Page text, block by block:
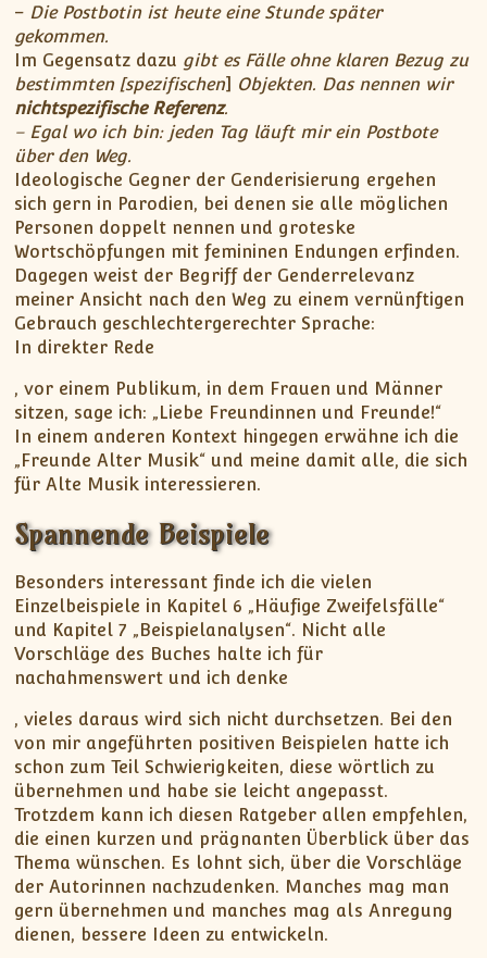
– Die Postbotin ist heute eine Stunde später
gekommen.
Im Gegensatz dazu gibt es Fälle ohne klaren Bezug zu
bestimmten [spezifischen] Objekten. Das nennen wir
nichtspezifische Referenz.
– Egal wo ich bin: jeden Tag läuft mir ein Postbote
über den Weg.
Ideologische Gegner der Genderisierung ergehen
sich gern in Parodien, bei denen sie alle möglichen
Personen doppelt nennen und groteske
Wortschöpfungen mit femininen Endungen erfinden.
Dagegen weist der Begriff der Genderrelevanz
meiner Ansicht nach den Weg zu einem vernünftigen
Gebrauch geschlechtergerechter Sprache:
In direkter Rede
K
a
u
f
G
n
r
i
c
A
t
m
o
x
e
t
i
n
(
S
t
, vor einem Publikum, in dem Frauen und Männer
sitzen, sage ich: „Liebe Freundinnen und Freunde!“
In einem anderen Kontext hingegen erwähne ich die
„Freunde Alter Musik“ und meine damit alle, die sich
für Alte Musik interessieren.
Spannende Beispiele
Besonders interessant finde ich die vielen
Einzelbeispiele in Kapitel 6 „Häufige Zweifelsfälle“
und Kapitel 7 „Beispielanalysen“. Nicht alle
Vorschläge des Buches halte ich für
nachahmenswert und ich denke
h
t
t
p
s
:
/
/
2
-
, vieles daraus wird sich nicht durchsetzen. Bei den
von mir angeführten positiven Beispielen hatte ich
schon zum Teil Schwierigkeiten, diese wörtlich zu
übernehmen und habe sie leicht angepasst.
Trotzdem kann ich diesen Ratgeber allen empfehlen,
die einen kurzen und prägnanten Überblick über das
Thema wünschen. Es lohnt sich, über die Vorschläge
der Autorinnen nachzudenken. Manches mag man
gern übernehmen und manches mag als Anregung
dienen, bessere Ideen zu entwickeln.